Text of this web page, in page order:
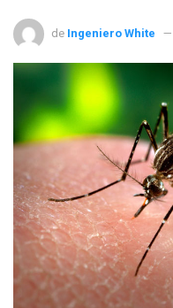
de Ingeniero White